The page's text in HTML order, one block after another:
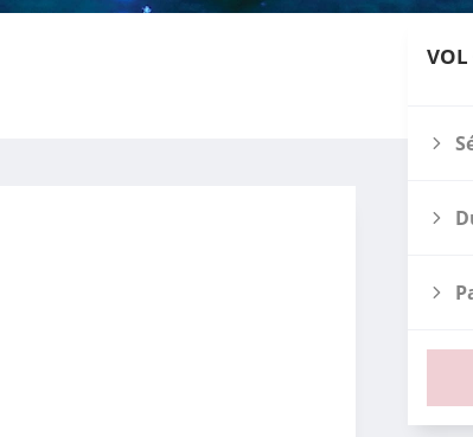
VOL